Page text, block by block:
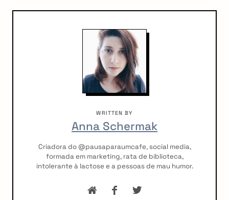
WRITTEN BY
Anna Schermak
Criadora do @pausaparaumcafe, social media,
formada em marketing, rata de biblioteca,
intolerante à lactose e a pessoas de mau humor.